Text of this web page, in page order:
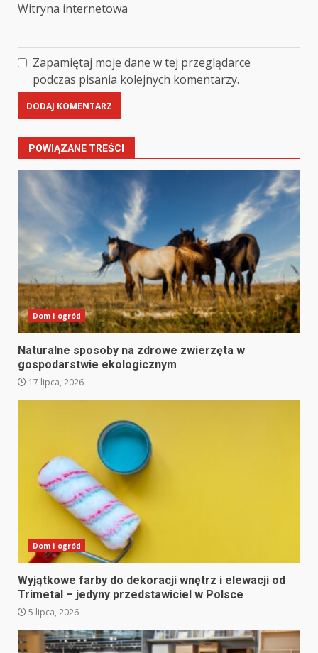
Witryna internetowa
Zapamiętaj moje dane w tej przeglądarce
podczas pisania kolejnych komentarzy.
POWIĄZANE TREŚCI
Dom i ogród
Naturalne sposoby na zdrowe zwierzęta w
gospodarstwie ekologicznym
17 lipca, 2026
Dom i ogród
Wyjątkowe farby do dekoracji wnętrz i elewacji od
Trimetal – jedyny przedstawiciel w Polsce
5 lipca, 2026